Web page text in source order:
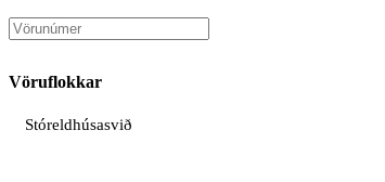
Vöruflokkar
Stóreldhúsasvið